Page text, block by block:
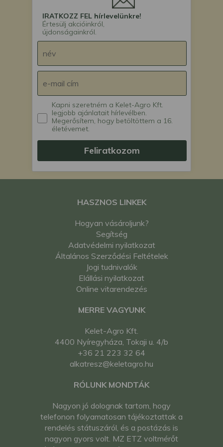
IRATKOZZ FEL hírlevelünkre!
Értesülj akcióinkról,
újdonságainkról.
Kapni szeretném a Kelet-Agro Kft.
legjobb ajánlatait hírlevélben.
Megerősítem, hogy betöltöttem a 16.
életévemet.
Feliratkozom
HASZNOS LINKEK
Hogyan vásároljunk?
Segítség
Adatvédelmi nyilatkozat
Általános Szerződési Feltételek
Jogi tudnivalók
Elállási nyilatkozat
Online vitarendezés
MERRE VAGYUNK
Kelet-Agro Kft.
4400 Nyíregyháza, Tokaji u. 4/b
+36 21 223 32 64
alkatresz@keletagro.hu
RÓLUNK MONDTÁK
Nagyon jó dolognak tartom, hogy
telefonon folyamatosan tájékoztattak a
rendelés státuszáról, és a postázás is
nagyon gyors volt. MZ ETZ voltmérőt